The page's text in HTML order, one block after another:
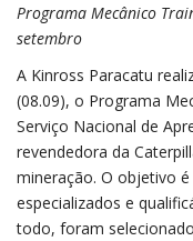
Programa Mecânico
setembro
A Kinross Paracatu
(08.09), o Programa
Serviço Nacional de
revendedora da
mineração. O objetivo
especializados e
todo, foram